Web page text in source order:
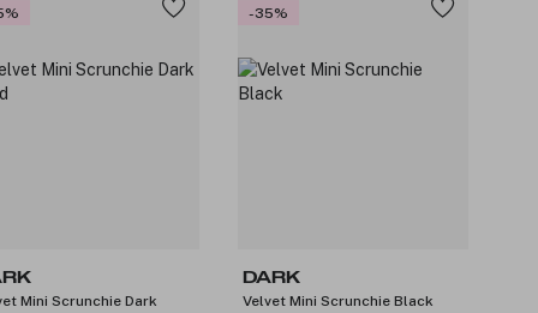
Mini Scrunchie Dark
-35%
DARK
Velvet Mini Scrunchie Black